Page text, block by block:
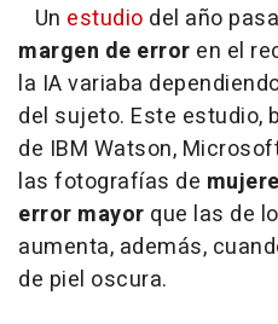
Un estudio del año
margen de error en el
la IA variaba
del sujeto. Este estudio,
de IBM Watson,
las fotografías de
error mayor que las de
aumenta, además,
de piel oscura.